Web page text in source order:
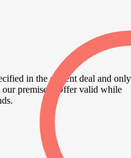
in the current deal and only
our premises. Offer valid while